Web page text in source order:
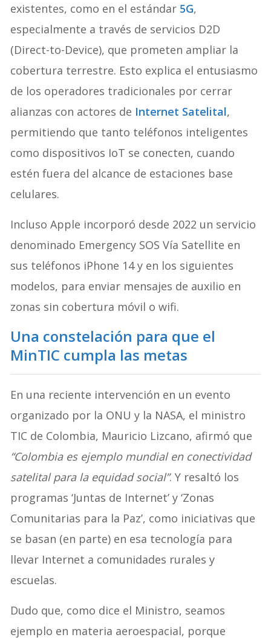
existentes, como en el estándar 5G,
especialmente a través de servicios D2D
(Direct-to-Device), que prometen ampliar la
cobertura terrestre. Esto explica el entusiasmo
de los operadores tradicionales por cerrar
alianzas con actores de Internet Satelital,
permitiendo que tanto teléfonos inteligentes
como dispositivos IoT se conecten, cuando
estén fuera del alcance de estaciones base
celulares.
Incluso Apple incorporó desde 2022 un servicio
denominado Emergency SOS Vía Satellite en
sus teléfonos iPhone 14 y en los siguientes
modelos, para enviar mensajes de auxilio en
zonas sin cobertura móvil o wifi.
Una constelación para que el
MinTIC cumpla las metas
En una reciente intervención en un evento
organizado por la ONU y la NASA, el ministro
TIC de Colombia, Mauricio Lizcano, afirmó que
“Colombia es ejemplo mundial en conectividad
satelital para la equidad social”. Y resaltó los
programas ‘Juntas de Internet’ y ‘Zonas
Comunitarias para la Paz’, como iniciativas que
se basan (en parte) en esa tecnología para
llevar Internet a comunidades rurales y
escuelas.
Dudo que, como dice el Ministro, seamos
ejemplo en materia aeroespacial, porque